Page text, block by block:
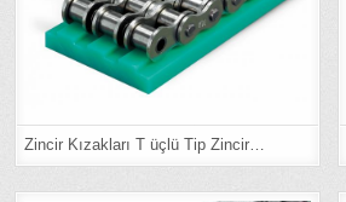
Zincir Kızakları T üçlü Tip Zincir…